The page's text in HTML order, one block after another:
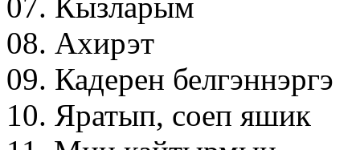
07. Кызларым
08. Ахирэт
09. Кадерен белгэннэргэ
10. Яратып, соеп яшик